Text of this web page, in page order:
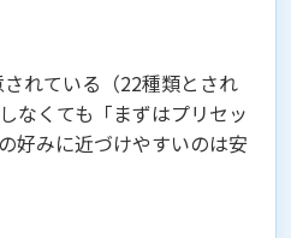
れている（22種類とされ
なくても「まずはプリセッ
好みに近づけやすいのは安